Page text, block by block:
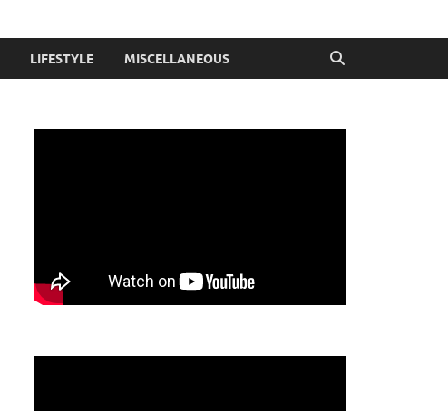
LIFESTYLE MISCELLANEOUS